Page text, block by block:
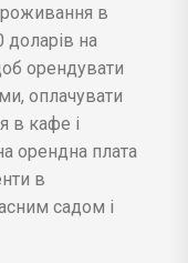
в
на
орендувати
оплачувати
в кафе і
орендна плата
в
садом і